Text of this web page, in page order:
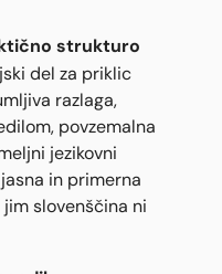
strukturo
del za priklic
razlaga,
povzemalna
jezikovni
in primerna
slovenščina ni